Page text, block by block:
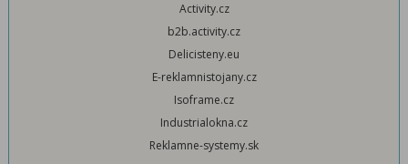
Activity.cz
b2b.activity.cz
Delicisteny.eu
E-reklamnistojany.cz
Isoframe.cz
Industrialokna.cz
Reklamne-systemy.sk